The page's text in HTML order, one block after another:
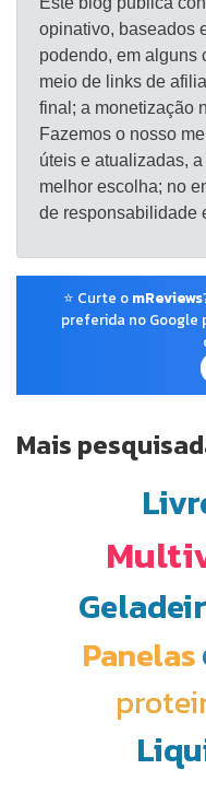
opinativo, baseados
podendo, em alguns
meio de links de
final; a monetização
Fazemos o nosso
úteis e atualizadas,
melhor escolha; no
de responsabilidade
⭐ Curte o mReviews
preferida no Google
Mais
Panelas